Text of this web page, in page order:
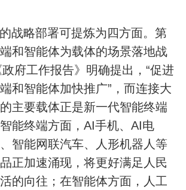
战略部署可提炼为四方面。第
和智能体为载体的场景落地战
府工作报告》明确提出，“促进
和智能体加快推广”，而连接大
主要载体正是新一代智能终端
能终端方面，AI手机、AI电
智能网联汽车、人形机器人等
正加速涌现，将更好满足人民
的向往；在智能体方面，人工